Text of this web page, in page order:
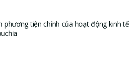
phương tiện chính của hoạt động kinh tế